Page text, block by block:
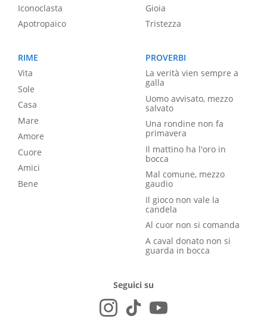
Iconoclasta
Apotropaico
Gioia
Tristezza
RIME
Vita
Sole
Casa
Mare
Amore
Cuore
Amici
Bene
PROVERBI
La verità vien sempre a
galla
Uomo avvisato, mezzo
salvato
Una rondine non fa
primavera
Il mattino ha l'oro in
bocca
Mal comune, mezzo
gaudio
Il gioco non vale la
candela
Al cuor non si comanda
A caval donato non si
guarda in bocca
Seguici su